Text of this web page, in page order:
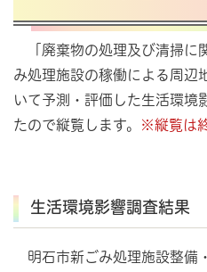
「廃棄物の処理及び清掃に
み処理施設の稼働による周辺
いて予測・評価した生活環境
たので縦覧します。
※縦覧は
生活環境影響調査結果
明石市新ごみ処理施設整備